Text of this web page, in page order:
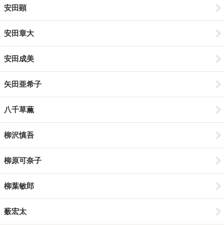
安田顕
安田章大
安田成美
矢田亜希子
八千草薫
柳沢慎吾
柳原可奈子
柳葉敏郎
薮宏太